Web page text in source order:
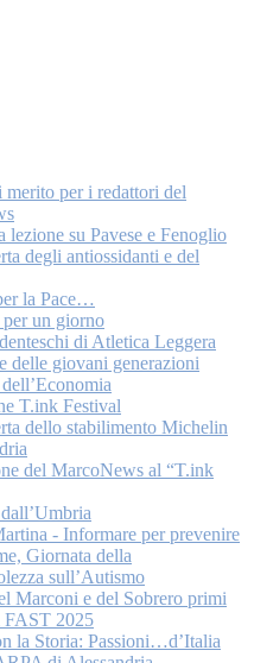
merito per i redattori del
lezione su Pavese e Fenoglio
degli antiossidanti e del
la Pace…
un giorno
di Atletica Leggera
delle giovani generazioni
T.ink Festival
dello stabilimento Michelin
del MarcoNews al “T.ink
- Informare per prevenire
Giornata della
sull’Autismo
Marconi e del Sobrero primi
FAST 2025
la Storia: Passioni…d’Italia